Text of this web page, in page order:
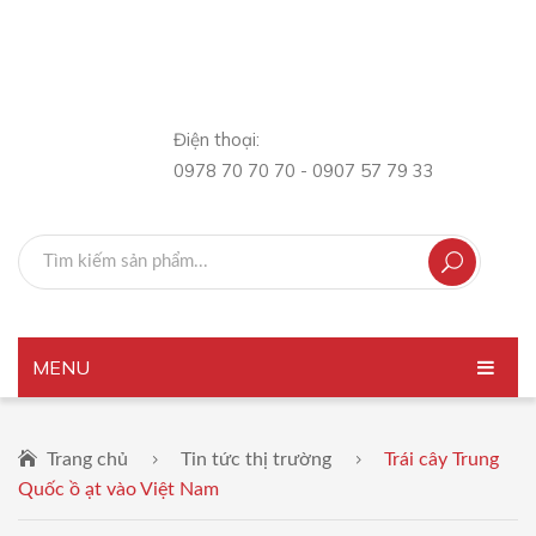
Điện thoại:
0978 70 70 70 - 0907 57 79 33
MENU
GIỚI THIỆU
Trang chủ Tin tức thị trường
Trái cây Trung
Quốc ồ ạt vào Việt Nam